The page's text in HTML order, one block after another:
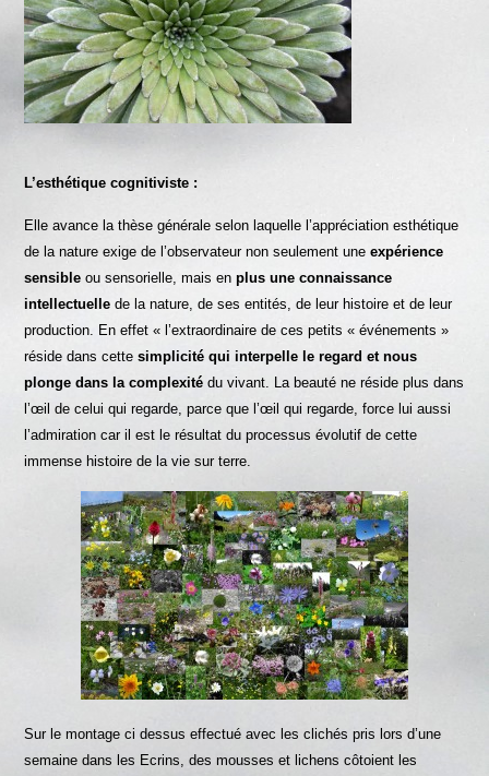
L’esthétique cognitiviste :
Elle avance la thèse générale selon laquelle l’appréciation esthétique
de la nature exige de l’observateur non seulement uneexpérience
sensible ou sensorielle, mais enplus une connaissance
intellectuelle de la nature, de ses entités, de leur histoire et de leur
production. En effet « l’extraordinaire de ces petits « événements »
réside dans cettesimplicité qui interpelle le regard et nous
plonge dans la complexité du vivant. La beauté ne réside plus dans
l’œil de celui qui regarde, parce que l’œil qui regarde, force lui aussi
l’admiration car il est le résultat du processus évolutif de cette
immense histoire de la vie sur terre.
Sur le montage ci dessus effectué avec les clichés pris lors d’une
semaine dans les Ecrins, des mousses et lichens côtoient les